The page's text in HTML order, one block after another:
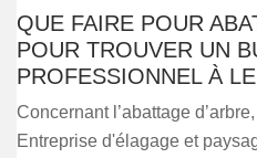
QUE FAIRE POUR
POUR TROUVER UN
PROFESSIONNEL À
Concernant l’abattage
Entreprise d'élagage et